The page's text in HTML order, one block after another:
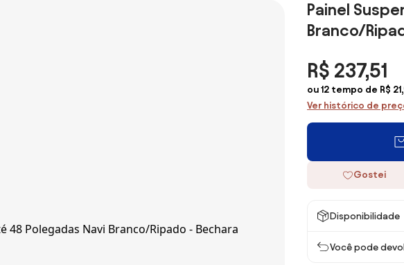
Painel
Branco/
R$ 237,51
ou 12 tempo de R$
Ver histórico de
Gostei
Disponibilidade
Você pode